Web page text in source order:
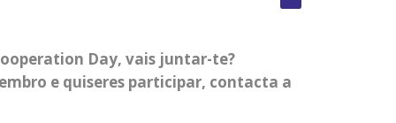
Day, vais juntar-te?
e quiseres participar, contacta a